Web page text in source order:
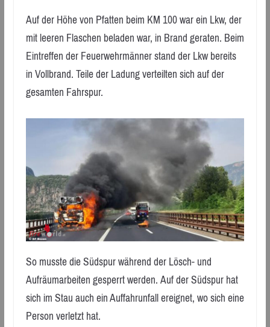
Auf der Höhe von Pfatten beim KM 100 war ein Lkw, der
mit leeren Flaschen beladen war, in Brand geraten. Beim
Eintreffen der Feuerwehrmänner stand der Lkw bereits
in Vollbrand. Teile der Ladung verteilten sich auf der
gesamten Fahrspur.
So musste die Südspur während der Lösch- und
Aufräumarbeiten gesperrt werden. Auf der Südspur hat
sich im Stau auch ein Auffahrunfall ereignet, wo sich eine
Person verletzt hat.